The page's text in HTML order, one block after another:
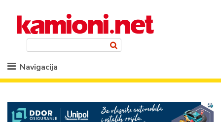
Navigacija